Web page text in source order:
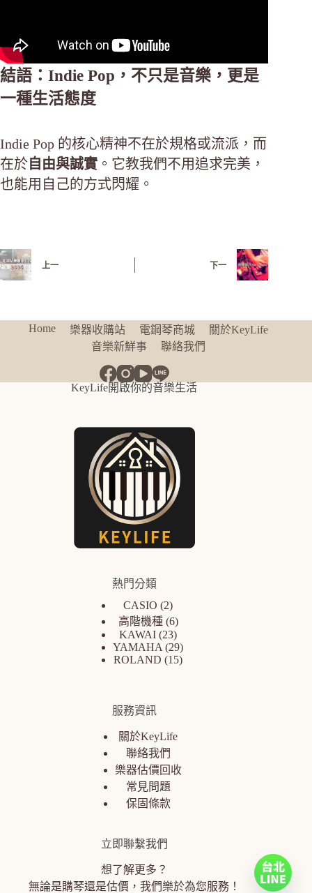
結語：Indie Pop，不只是音樂，更是
一種生活態度
Indie Pop 的核心精神不在於規格或流派，而
在於 自由與誠實 。它教我們不用追求完美，
也能用自己的方式閃耀。
上一 下一
Home 樂器收購站 電鋼琴商城
關於KeyLife
音樂新鮮事
聯絡我們
KeyLife開啟你的音樂生活
熱門分類
CASIO 2
高階機種 6
KAWAI 23
YAMAHA 29
ROLAND
15
服務資訊
關於KeyLife
聯絡我們
樂器估價回收
常見問題
保固條款
立即聯繫我們
想了解更多？
無論是購琴還是估價，我們樂於為您服務！